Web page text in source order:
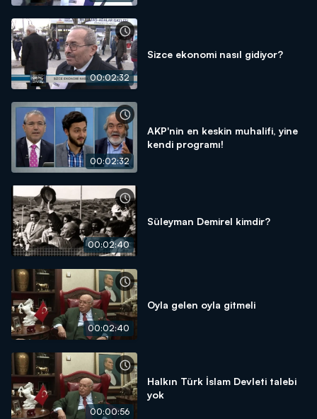
00:02:32
Sizce ekonomi nasıl gidiyor?
00:02:32
AKP'nin en keskin muhalifi, yine
kendi programı!
00:02:40
Süleyman Demirel kimdir?
00:02:40
Oyla gelen oyla gitmeli
00:00:56
Halkın Türk İslam Devleti talebi
yok